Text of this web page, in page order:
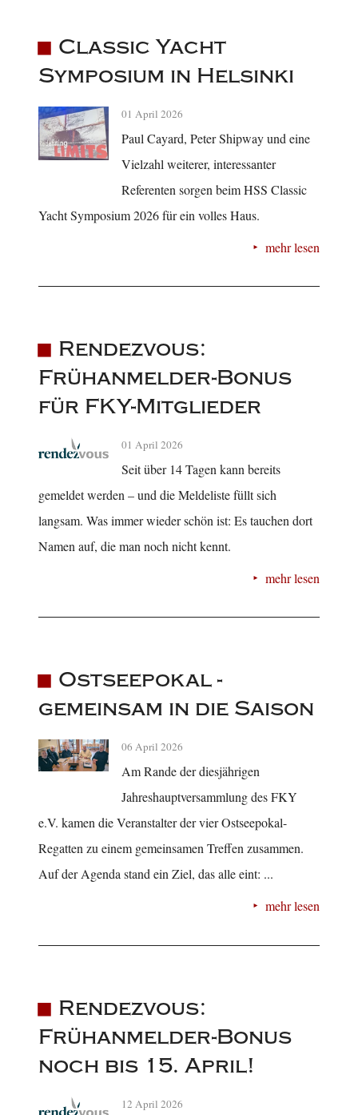
Classic Yacht
Symposium in Helsinki
01 April 2026
Paul Cayard, Peter Shipway und eine
Vielzahl weiterer, interessanter
Referenten sorgen beim HSS Classic
Yacht Symposium 2026 für ein volles Haus.
mehr lesen
Rendezvous:
Frühanmelder-Bonus
für FKY-Mitglieder
01 April 2026
Seit über 14 Tagen kann bereits
gemeldet werden – und die Meldeliste füllt sich
langsam. Was immer wieder schön ist: Es tauchen dort
Namen auf, die man noch nicht kennt.
mehr lesen
Ostseepokal -
gemeinsam in die Saison
06 April 2026
Am Rande der diesjährigen
Jahreshauptversammlung des FKY
e.V. kamen die Veranstalter der vier Ostseepokal-
Regatten zu einem gemeinsamen Treffen zusammen.
Auf der Agenda stand ein Ziel, das alle eint: ...
mehr lesen
Rendezvous:
Frühanmelder-Bonus
noch bis 15. April!
12 April 2026